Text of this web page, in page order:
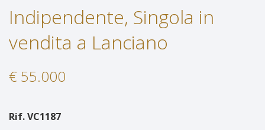
Immobili In Affitto
Servizi
Servizi
Lascia Una Richiesta
Contatti
Indipendente, Singola in
vendita a Lanciano
€ 55.000
Rif. VC1187